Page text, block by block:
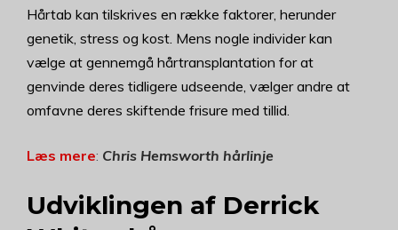
Hårtab kan tilskrives en række faktorer, herunder
genetik, stress og kost. Mens nogle individer kan
vælge at gennemgå hårtransplantation for at
genvinde deres tidligere udseende, vælger andre at
omfavne deres skiftende frisure med tillid.
Læs mere: Chris Hemsworth hårlinje
Udviklingen af Derrick